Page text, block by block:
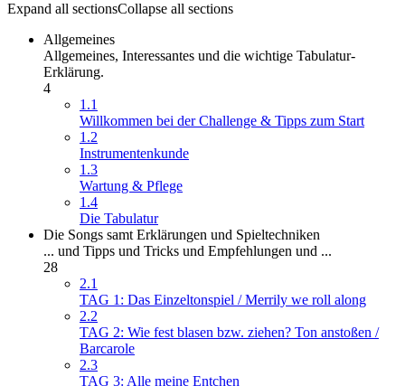
Expand all sectionsCollapse all sections
Allgemeines
Allgemeines, Interessantes und die wichtige Tabulatur-
Erklärung.
4
1.1
Willkommen bei der Challenge & Tipps zum Start
1.2
Instrumentenkunde
1.3
Wartung & Pflege
1.4
Die Tabulatur
Die Songs samt Erklärungen und Spieltechniken
... und Tipps und Tricks und Empfehlungen und ...
28
2.1
TAG 1: Das Einzeltonspiel / Merrily we roll along
2.2
TAG 2: Wie fest blasen bzw. ziehen? Ton anstoßen /
Barcarole
2.3
TAG 3: Alle meine Entchen